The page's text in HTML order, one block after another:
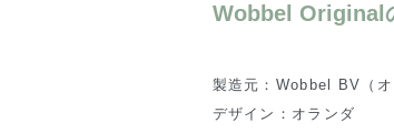
Wobbel Original
製造元：Wobbel BV（オ
デザイン：オランダ